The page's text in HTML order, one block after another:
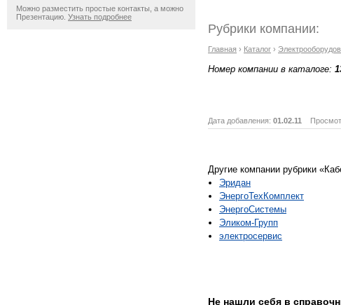
Можно разместить простые контакты, а можно
Презентацию. Узнать подробнее
Рубрики компании:
Главная › Каталог ›
Номер компании в каталоге:
Дата добавления: 01.02.11
Другие компании рубрики
Эридан
ЭнергоТехКомплект
ЭнергоСистемы
Эликом-Групп
электросервис
Не нашли себя в